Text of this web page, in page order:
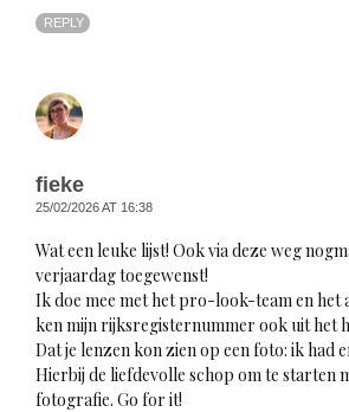
REPLY
fieke
25/02/2026 AT 16:38
Wat een leuke lijst! Ook via deze weg
verjaardag toegewenst!
Ik doe mee met het pro-look-team en
ken mijn rijksregisternummer ook uit het
Dat je lenzen kon zien op een foto: ik had
Hierbij de liefdevolle schop om te starten
fotografie. Go for it!